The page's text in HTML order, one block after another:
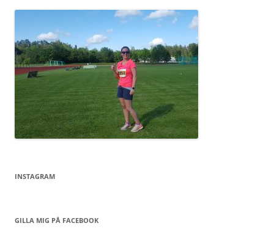
INSTAGRAM
GILLA MIG PÅ FACEBOOK